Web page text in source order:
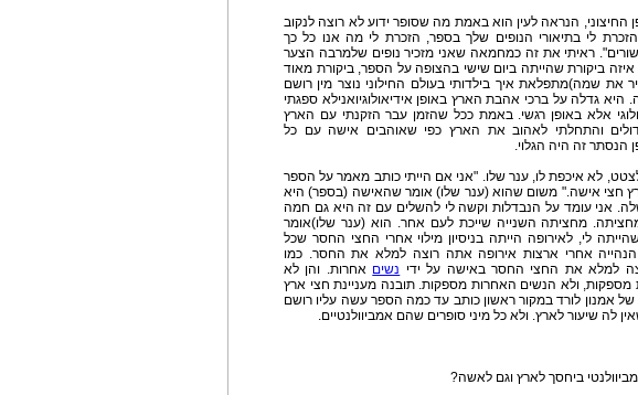
החיצוני, הנראה לעין הוא באמת מה שסופר ידוע לא רוצה לנקוב
לי בתיאורי הנופים שלך בספר, הזכרת לי מה אנו כל כך
ראיתי את זה כמחמאה שאני מזכיר נופים שלמרבה הצער
איזה ביקורת שהייתה ביום שישי בהצופה על הספר, ביקורת מאוד
את שמה)מתפלאת איך בילדותי בעולם החילוני נוצר מין רושם
גדלה על ברכי אהבת הארץ באופן אידיאולוגיואנילא ספגתי
אלא באופן רגשי. באמת ככל שהזמן עבר הזקנתי עם הארץ
והתחלתי לאהוב את הארץ כפי שאוהבים אישה עם כל
הנסתר זה היה הגלוי.
לצטט, לא איכפת לו, ענר שלו. "אני אם הייתי כותב מאמר על הספר
ארץ חצי אישה." משום שהוא (ענר שלו) אומר שהאישה (בספר) היא
אני עומד על הנבדלות וקשה לי להשלים עם זה היא גם חמה
מחציתה השנייה שייכת לעם אחר. הוא (ענר שלו)אומר
לי, לאירופה הייתה בניסיון מילוי אחרי החצי החסר שכל
הנהייה אחרי ארצות אירופה אתה רוצה למלא את החסר. כמו
למלא את החצי החסר באישה על ידי נשים אחרות. והן לא
ולא הנשים האחרות מספקות. תובנה מעניינת חצי ארץ
אמנון לורד במקור ראשון כותב עד כמה הספר עשה עליו רושם
לה שיעור לארץ. ולא כל מיני סופרים שהם אמביוולנטיים.
ביחסך לארץ וגם לאשה?